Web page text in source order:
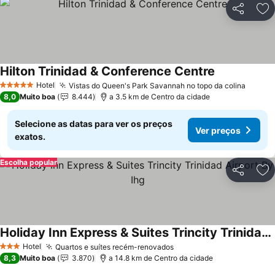
Partilhar
5 Estrelas Hotel Vistas do Queen's Park Savannah no topo da colina
Hilton Trinidad & Conference Centre
8,0 Muito boa 8.444 a 3.5 km de Centro da cidade
Selecione as datas para ver os preços
exatos.
Ver preços
Partilhar
Escolha popular
3 EstrelasHotel Quartos e suítes recém-renovadosVer preços
Holiday Inn Express & Suites Trincity Trinidad Airport By Ihg
Ver preços
8,3 Muito boa 3.870 a 14.8 km de Centro da cidade